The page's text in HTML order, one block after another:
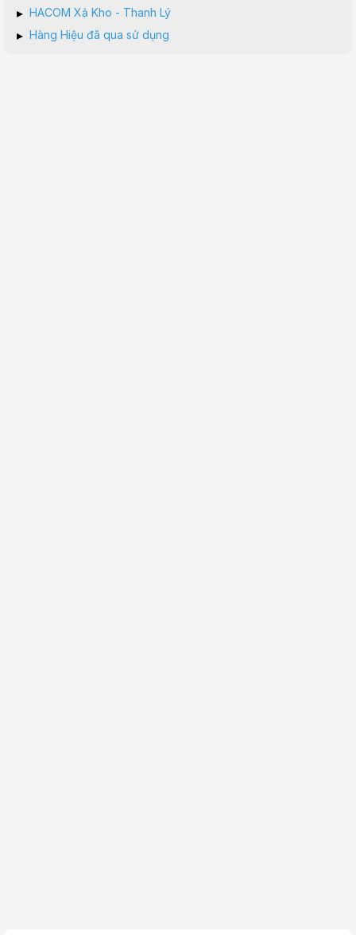
▸ HACOM Xả Kho - Thanh Lý
▸ Hàng Hiệu đã qua sử dụng